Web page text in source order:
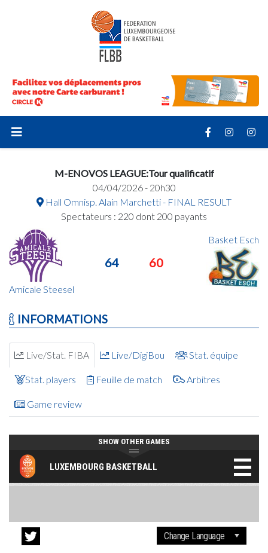
M-ENOVOS LEAGUE:Tour qualificatif
04/04/2026 - 20h30
Hall Omnisp. Alain Marchetti - FINAL RESULT
Spectateurs : 220 dont 200 payants
Amicale Steesel
64 60
Basket Esch
INFORMATIONS
Live/Stat. FIBA Live/DigiBou Stat. équipe
Stat. players Feuille de match Arbitres
Game review